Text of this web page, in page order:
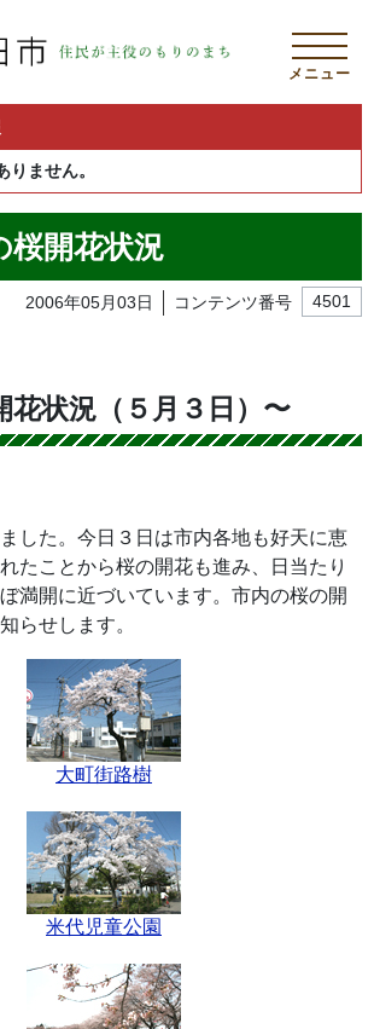
メニュー
りません。
桜開花状況
2006年05月03日 コンテンツ番号 4501
花状況（５月３日）〜
した。今日３日は市内各地も好天に恵
たことから桜の開花も進み、日当たり
満開に近づいています。市内の桜の開
らせします。
大町街路樹
米代児童公園